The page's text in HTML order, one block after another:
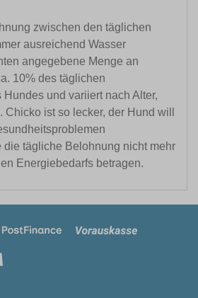
zwischen den täglichen
ausreichend Wasser
angegebene Menge an
10% des täglichen
Hundes und variiert nach Alter,
ist so lecker, der Hund will
die tägliche Belohnung nicht mehr
Energiebedarfs betragen.